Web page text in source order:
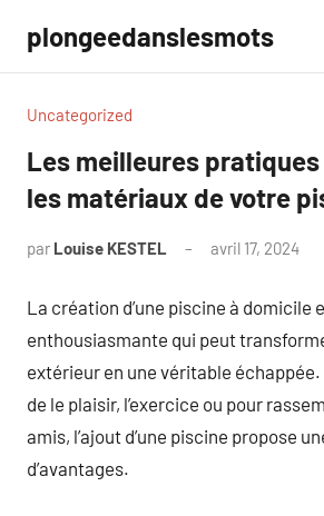
contenu
plongeedanslesmots
Uncategorized
Les meilleures
les matériaux de votre
par Louise KESTEL avril 17, 2024
La création d’une piscine à domicile
enthousiasmante qui peut
extérieur en une véritable
de le plaisir, l’exercice ou pour
amis, l’ajout d’une piscine propose
d’avantages.